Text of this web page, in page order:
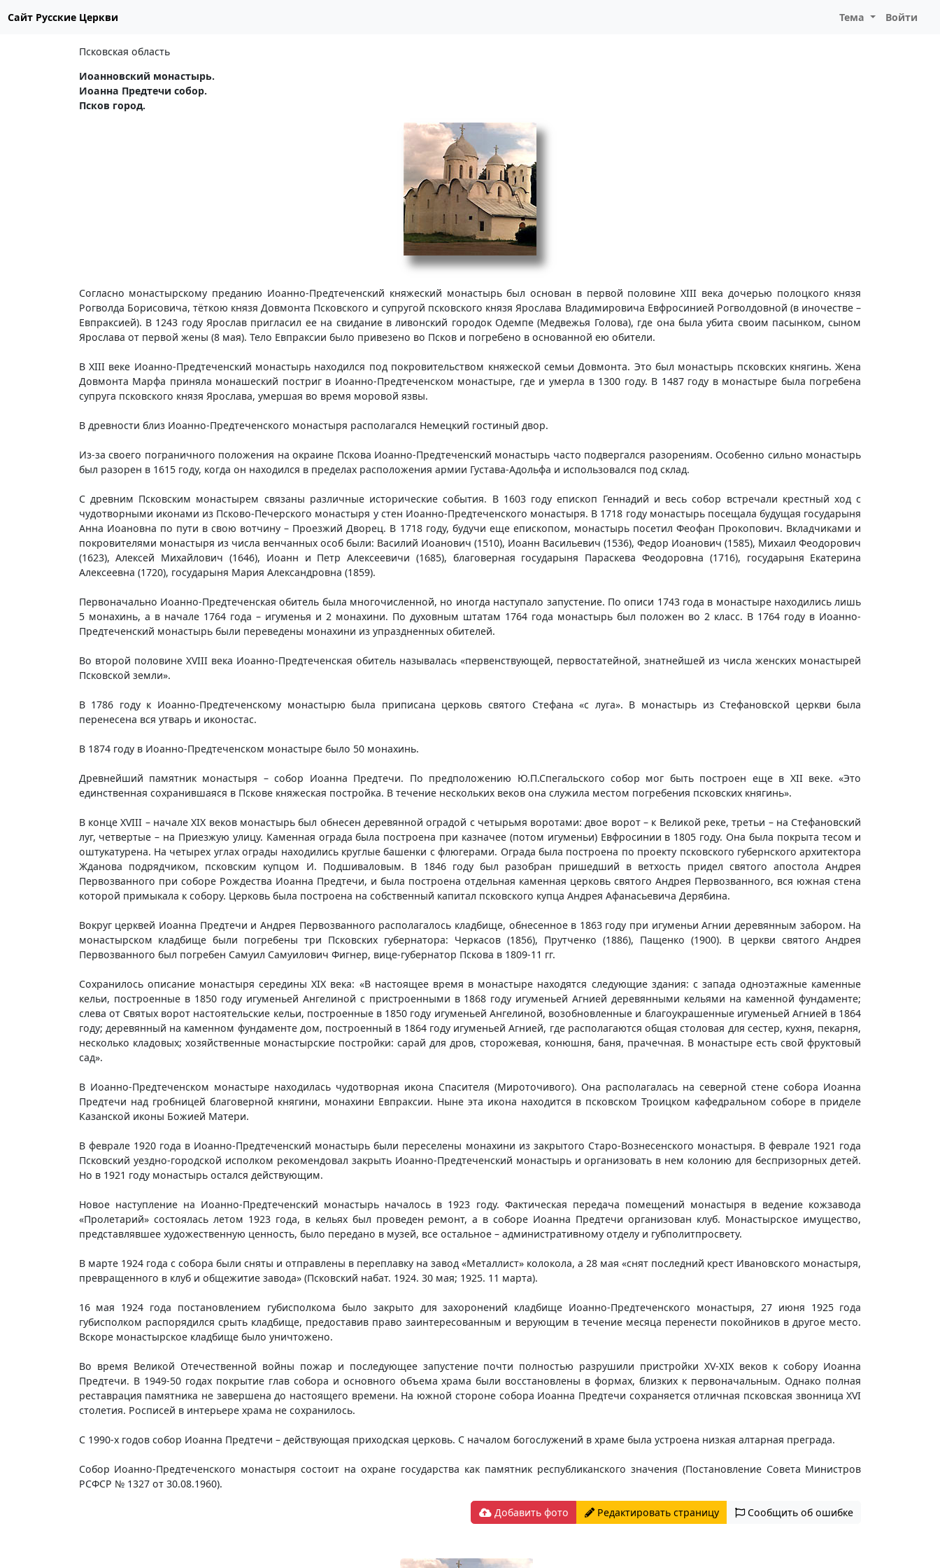
Сайт Русские Церкви Тема Войти
Псковская область
Иоанновский монастырь.
Иоанна Предтечи собор.
Псков город.
Согласно монастырскому преданию Иоанно-Предтеченский княжеский монастырь был основан в первой половине XIII века дочерью полоцкого князя
Рогволда Борисовича, тёткою князя Довмонта Псковского и супругой псковского князя Ярослава Владимировича Евфросинией Рогволдовной (в иночестве –
Евпраксией). В 1243 году Ярослав пригласил ее на свидание в ливонский городок Одемпе (Медвежья Голова), где она была убита своим пасынком, сыном
Ярослава от первой жены (8 мая). Тело Евпраксии было привезено во Псков и погребено в основанной ею обители.
В XIII веке Иоанно-Предтеченский монастырь находился под покровительством княжеской семьи Довмонта. Это был монастырь псковских княгинь. Жена
Довмонта Марфа приняла монашеский постриг в Иоанно-Предтеченском монастыре, где и умерла в 1300 году. В 1487 году в монастыре была погребена
супруга псковского князя Ярослава, умершая во время моровой язвы.
В древности близ Иоанно-Предтеченского монастыря располагался Немецкий гостиный двор.
Из-за своего пограничного положения на окраине Пскова Иоанно-Предтеченский монастырь часто подвергался разорениям. Особенно сильно монастырь
был разорен в 1615 году, когда он находился в пределах расположения армии Густава-Адольфа и использовался под склад.
С древним Псковским монастырем связаны различные исторические события. В 1603 году епископ Геннадий и весь собор встречали крестный ход с
чудотворными иконами из Псково-Печерского монастыря у стен Иоанно-Предтеченского монастыря. В 1718 году монастырь посещала будущая государыня
Анна Иоановна по пути в свою вотчину – Проезжий Дворец. В 1718 году, будучи еще епископом, монастырь посетил Феофан Прокопович. Вкладчиками и
покровителями монастыря из числа венчанных особ были: Василий Иоанович (1510), Иоанн Васильевич (1536), Федор Иоанович (1585), Михаил Феодорович
(1623), Алексей Михайлович (1646), Иоанн и Петр Алексеевичи (1685), благоверная государыня Параскева Феодоровна (1716), государыня Екатерина
Алексеевна (1720), государыня Мария Александровна (1859).
Первоначально Иоанно-Предтеченская обитель была многочисленной, но иногда наступало запустение. По описи 1743 года в монастыре находились лишь
5 монахинь, а в начале 1764 года – игуменья и 2 монахини. По духовным штатам 1764 года монастырь был положен во 2 класс. В 1764 году в Иоанно-
Предтеченский монастырь были переведены монахини из упраздненных обителей.
Во второй половине XVIII века Иоанно-Предтеченская обитель называлась «первенствующей, первостатейной, знатнейшей из числа женских монастырей
Псковской земли».
В 1786 году к Иоанно-Предтеченскому монастырю была приписана церковь святого Стефана «с луга». В монастырь из Стефановской церкви была
перенесена вся утварь и иконостас.
В 1874 году в Иоанно-Предтеченском монастыре было 50 монахинь.
Древнейший памятник монастыря – собор Иоанна Предтечи. По предположению Ю.П.Спегальского собор мог быть построен еще в XII веке. «Это
единственная сохранившаяся в Пскове княжеская постройка. В течение нескольких веков она служила местом погребения псковских княгинь».
В конце XVIII – начале XIX веков монастырь был обнесен деревянной оградой с четырьмя воротами: двое ворот – к Великой реке, третьи – на Стефановский
луг, четвертые – на Приезжую улицу. Каменная ограда была построена при казначее (потом игуменьи) Евфросинии в 1805 году. Она была покрыта тесом и
оштукатурена. На четырех углах ограды находились круглые башенки с флюгерами. Ограда была построена по проекту псковского губернского архитектора
Жданова подрядчиком, псковским купцом И. Подшиваловым. В 1846 году был разобран пришедший в ветхость придел святого апостола Андрея
Первозванного при соборе Рождества Иоанна Предтечи, и была построена отдельная каменная церковь святого Андрея Первозванного, вся южная стена
которой примыкала к собору. Церковь была построена на собственный капитал псковского купца Андрея Афанасьевича Дерябина.
Вокруг церквей Иоанна Предтечи и Андрея Первозванного располагалось кладбище, обнесенное в 1863 году при игуменьи Агнии деревянным забором. На
монастырском кладбище были погребены три Псковских губернатора: Черкасов (1856), Прутченко (1886), Пащенко (1900). В церкви святого Андрея
Первозванного был погребен Самуил Самуилович Фигнер, вице-губернатор Пскова в 1809-11 гг.
Сохранилось описание монастыря середины XIX века: «В настоящее время в монастыре находятся следующие здания: с запада одноэтажные каменные
кельи, построенные в 1850 году игуменьей Ангелиной с пристроенными в 1868 году игуменьей Агнией деревянными кельями на каменной фундаменте;
слева от Святых ворот настоятельские кельи, построенные в 1850 году игуменьей Ангелиной, возобновленные и благоукрашенные игуменьей Агнией в 1864
году; деревянный на каменном фундаменте дом, построенный в 1864 году игуменьей Агнией, где располагаются общая столовая для сестер, кухня, пекарня,
несколько кладовых; хозяйственные монастырские постройки: сарай для дров, сторожевая, конюшня, баня, прачечная. В монастыре есть свой фруктовый
сад».
В Иоанно-Предтеченском монастыре находилась чудотворная икона Спасителя (Мироточивого). Она располагалась на северной стене собора Иоанна
Предтечи над гробницей благоверной княгини, монахини Евпраксии. Ныне эта икона находится в псковском Троицком кафедральном соборе в приделе
Казанской иконы Божией Матери.
В феврале 1920 года в Иоанно-Предтеченский монастырь были переселены монахини из закрытого Старо-Вознесенского монастыря. В феврале 1921 года
Псковский уездно-городской исполком рекомендовал закрыть Иоанно-Предтеченский монастырь и организовать в нем колонию для беспризорных детей.
Но в 1921 году монастырь остался действующим.
Новое наступление на Иоанно-Предтеченский монастырь началось в 1923 году. Фактическая передача помещений монастыря в ведение кожзавода
«Пролетарий» состоялась летом 1923 года, в кельях был проведен ремонт, а в соборе Иоанна Предтечи организован клуб. Монастырское имущество,
представлявшее художественную ценность, было передано в музей, все остальное – административному отделу и губполитпросвету.
В марте 1924 года с собора были сняты и отправлены в переплавку на завод «Металлист» колокола, а 28 мая «снят последний крест Ивановского монастыря,
превращенного в клуб и общежитие завода» (Псковский набат. 1924. 30 мая; 1925. 11 марта).
16 мая 1924 года постановлением губисполкома было закрыто для захоронений кладбище Иоанно-Предтеченского монастыря, 27 июня 1925 года
губисполком распорядился срыть кладбище, предоставив право заинтересованным и верующим в течение месяца перенести покойников в другое место.
Вскоре монастырское кладбище было уничтожено.
Во время Великой Отечественной войны пожар и последующее запустение почти полностью разрушили пристройки XV-XIX веков к собору Иоанна
Предтечи. В 1949-50 годах покрытие глав собора и основного объема храма были восстановлены в формах, близких к первоначальным. Однако полная
реставрация памятника не завершена до настоящего времени. На южной стороне собора Иоанна Предтечи сохраняется отличная псковская звонница XVI
столетия. Росписей в интерьере храма не сохранилось.
С 1990-х годов собор Иоанна Предтечи – действующая приходская церковь. С началом богослужений в храме была устроена низкая алтарная преграда.
Собор Иоанно-Предтеченского монастыря состоит на охране государства как памятник республиканского значения (Постановление Совета Министров
РСФСР № 1327 от 30.08.1960).
Добавить фото Редактировать страницу Сообщить об ошибке